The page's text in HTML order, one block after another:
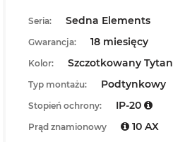
Seria: Sedna Elements
Gwarancja: 18 miesięcy
Kolor: Szczotkowany Tytan
Typ montażu: Podtynkowy
Stopień ochrony: IP-20
Prąd znamionowy 10 AX